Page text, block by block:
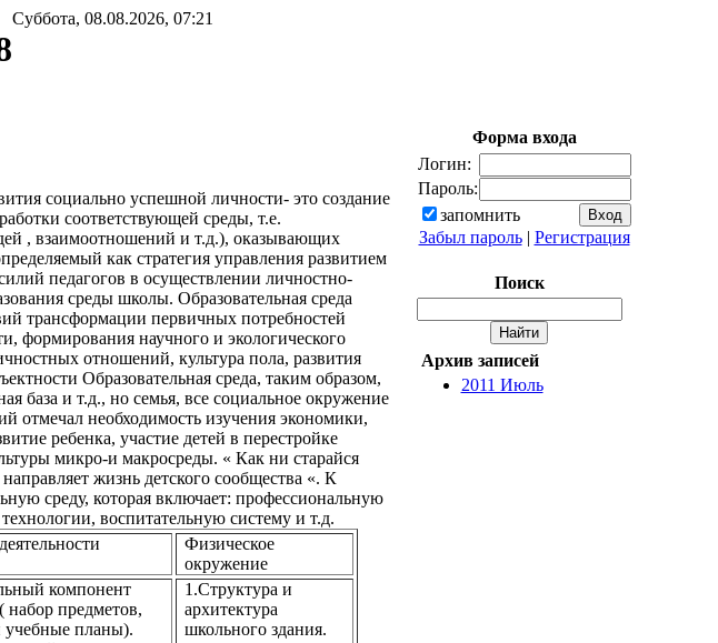
Суббота, 08.08.2026, 07:21
социально успешной личности- это создание
соответствующей среды, т.е.
, взаимоотношений и т.д.), оказывающих
как стратегия управления развитием
педагогов в осуществлении личностно-
среды школы. Образовательная среда
трансформации первичных потребностей
формирования научного и экологического
отношений, культура пола, развития
Образовательная среда, таким образом,
база и т.д., но семья, все социальное окружение
необходимость изучения экономики,
ребенка, участие детей в перестройке
микро-и макросреды. « Как ни старайся
жизнь детского сообщества «. К
среду, которая включает: профессиональную
воспитательную систему и т.д.
Физическое
окружение
компонент
набор предметов,
планы).
1.Структура и
архитектура
школьного здания.
Форма входа
Логин:
Пароль:
запомнить
Забыл пароль| Регистрация
Поиск
Архив записей
2011 Июль